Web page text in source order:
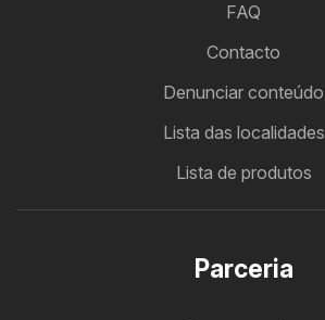
FAQ
Contacto
Denunciar conteúdo
Lista das localidades
Lista de produtos
Parceria